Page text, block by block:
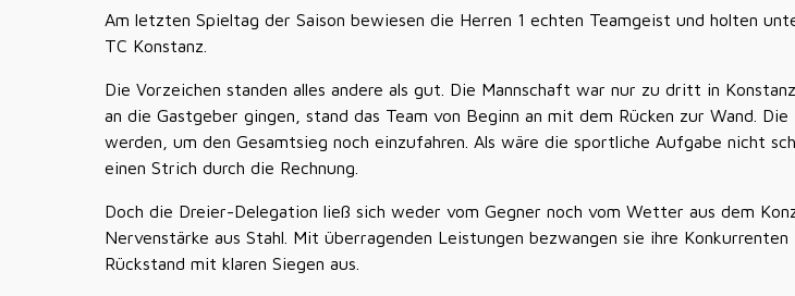
Am letzten Spieltag der Saison bewiesen die Herren 1 echten Teamgeist und holten
TC Konstanz.
Die Vorzeichen standen alles andere als gut. Die Mannschaft war nur zu dritt in
an die Gastgeber gingen, stand das Team von Beginn an mit dem Rücken zur Wand.
werden, um den Gesamtsieg noch einzufahren. Als wäre die sportliche Aufgabe nicht
einen Strich durch die Rechnung.
Doch die Dreier-Delegation ließ sich weder vom Gegner noch vom Wetter aus dem
Nervenstärke aus Stahl. Mit überragenden Leistungen bezwangen sie ihre
Rückstand mit klaren Siegen aus.